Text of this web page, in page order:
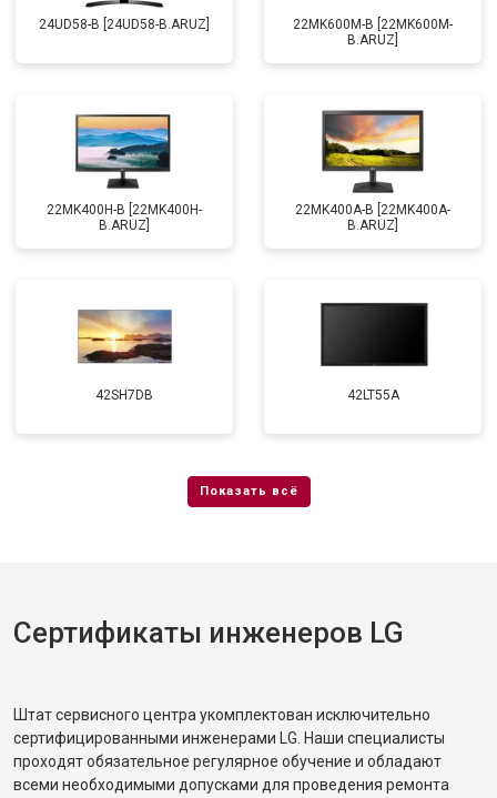
24UD58-B [24UD58-B.ARUZ]
22MK600M-B [22MK600M-
B.ARUZ]
22MK400H-B [22MK400H-
B.ARUZ]
22MK400A-B [22MK400A-
B.ARUZ]
42SH7DB 42LT55A
Сертификаты инженеров LG
Штат сервисного центра укомплектован исключительно
сертифицированными инженерами LG. Наши специалисты
проходят обязательное регулярное обучение и обладают
всеми необходимыми допусками для проведения ремонта